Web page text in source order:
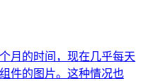
月的时间，现在几乎每天
件的图片。这种情况也